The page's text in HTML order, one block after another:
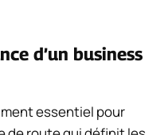
d’un business
essentiel pour